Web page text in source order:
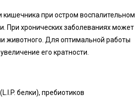
кишечника при остром воспалительном
При хронических заболеваниях может
животного. Для оптимальной работы
его кратности.
белки), пребиотиков